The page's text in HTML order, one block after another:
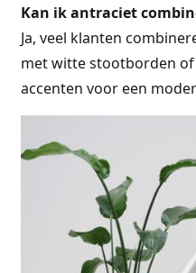
Kan ik antraciet
Ja, veel klanten
met witte stootborden
accenten voor een